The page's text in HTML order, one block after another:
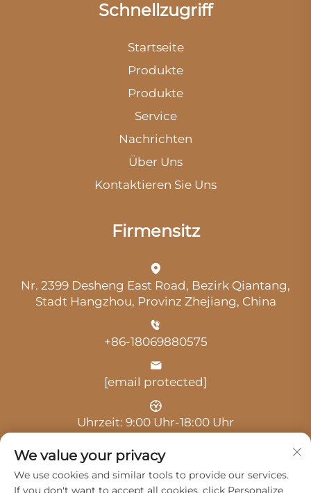
Schnellzugriff
Startseite
Produkte
Produkte
Service
Nachrichten
Über Uns
Kontaktieren Sie Uns
Firmensitz
Nr. 2399 Desheng East Road, Bezirk Qiantang,
Stadt Hangzhou, Provinz Zhejiang, China
+86-18069880575
[email protected]
Uhrzeit: 9:00 Uhr-18:00 Uhr
We value your privacy
We use cookies and similar tools to provide our services.
If you don't want to accept all cookies, click Personalize